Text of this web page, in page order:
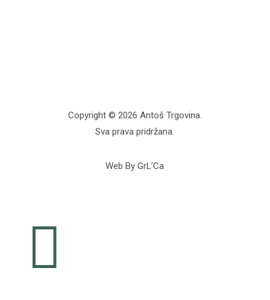
Copyright © 2026 Antoš Trgovina.
Sva prava pridržana.
Web By GrL’Ca
